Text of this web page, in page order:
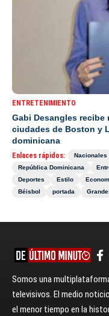
ENTRETENIMIENTO
Gabi Desangles
ciudades de Boston y
dominicana
Enlaces rápidos: Nacionales
República Dominicana
Deportes
Estilo
Béisbol
portada
Somos una
televisivos. El medio
el menor tiempo en la